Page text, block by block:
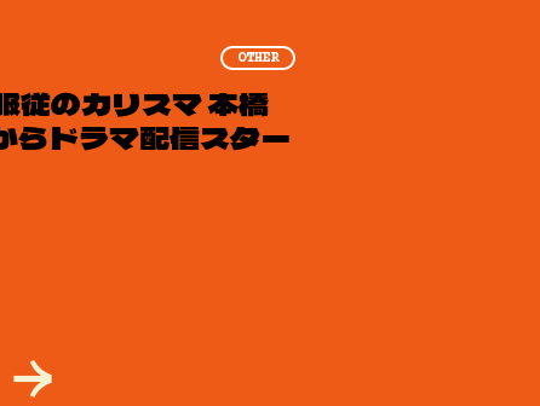
従のカリスマ 本橋
ドラマ配信スター
OTHER